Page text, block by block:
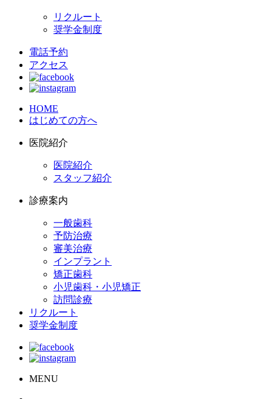
リクルート
奨学金制度
電話予約
アクセス
HOME
はじめての方へ
医院紹介
医院紹介
スタッフ紹介
診療案内
一般歯科
予防治療
審美治療
インプラント
矯正歯科
小児歯科・小児矯正
訪問診療
リクルート
奨学金制度
MENU